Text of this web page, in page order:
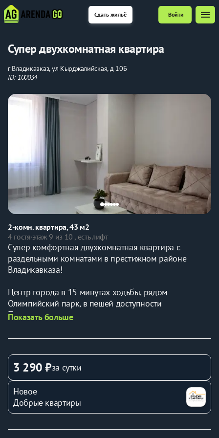
Сдать жильё Войти menu
Супер двухкомнатная квартира
г Владикавказ, ул Кырджалийская, д 10Б
ID: 100034
2-комн. квартира, 43 м2
4 гостя·этаж 9 из 10 , есть лифт
Супер комфортная двухкомнатная квартира с
раздельными комнатами в престижном районе
Владикавказа!
Центр города в 15 минутах ходьбы, рядом
Олимпийский парк, в пешей доступности
Первомайский рынок, два самых крупных
отличной готовой кухней.
✅НАШИ ГОСТИ:
- Туристы, направляющихся в Грузию или
путешествующих по Осетии.
- Размещаем командированных гостей и
предоставляем полный пакет отчетных документов!
Показать больше
3 290 ₽за сутки
Новое
Добрые квартиры